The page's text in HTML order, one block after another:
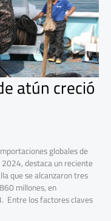
atún creció
globales de
destaca un reciente
que se alcanzaron tres
millones, en
Entre los factores claves